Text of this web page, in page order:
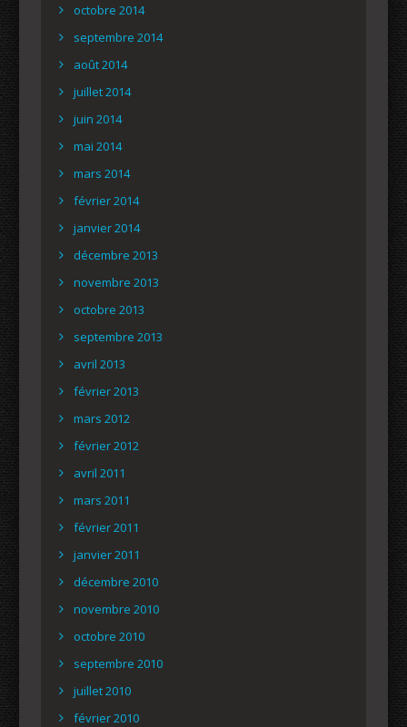
octobre 2014
septembre 2014
août 2014
juillet 2014
juin 2014
mai 2014
mars 2014
février 2014
janvier 2014
décembre 2013
novembre 2013
octobre 2013
septembre 2013
avril 2013
février 2013
mars 2012
février 2012
avril 2011
mars 2011
février 2011
janvier 2011
décembre 2010
novembre 2010
octobre 2010
septembre 2010
juillet 2010
février 2010